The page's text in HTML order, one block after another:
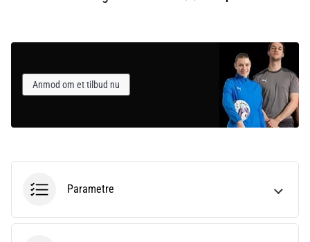
Anmod om et tilbud nu
Parametre